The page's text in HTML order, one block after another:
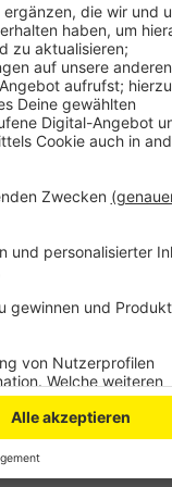
dass
soll ein
ist, und das
des
Schmerzensgeld,